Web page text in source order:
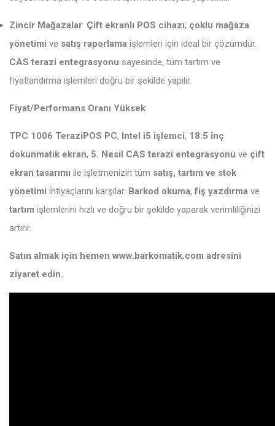
Zincir Mağazalar: Çift ekranlı POS cihazı, çoklu mağaza
yönetimi ve satış raporlama işlemleri için ideal bir çözümdür.
CAS terazi entegrasyonu sayesinde, tüm tartım ve
fiyatlandırma işlemleri doğru bir şekilde yapılır.
Fiyat/Performans Oranı Yüksek
TPC 1006 TeraziPOS PC, Intel i5 işlemci, 18.5 inç
dokunmatik ekran, 5. Nesil CAS terazi entegrasyonu ve çift
ekran tasarımı ile işletmenizin tüm satış, tartım ve stok
yönetimi ihtiyaçlarını karşılar. Barkod okuma,fiş yazdırma ve
tartım işlemlerini hızlı ve doğru bir şekilde yaparak verimliliğinizi
artırır.
Satın almak için hemen www.barkomatik.com adresini
ziyaret edin.